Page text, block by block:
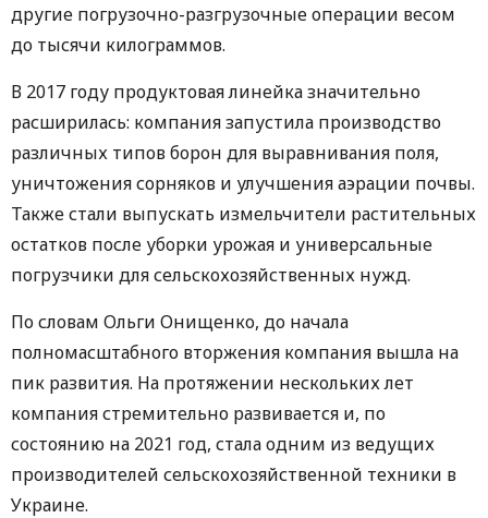
другие погрузочно-разгрузочные операции весом
до тысячи килограммов.
В 2017 году продуктовая линейка значительно
расширилась: компания запустила производство
различных типов борон для выравнивания поля,
уничтожения сорняков и улучшения аэрации почвы.
Также стали выпускать измельчители растительных
остатков после уборки урожая и универсальные
погрузчики для сельскохозяйственных нужд.
По словам Ольги Онищенко, до начала
полномасштабного вторжения компания вышла на
пик развития. На протяжении нескольких лет
компания стремительно развивается и, по
состоянию на 2021 год, стала одним из ведущих
производителей сельскохозяйственной техники в
Украине.